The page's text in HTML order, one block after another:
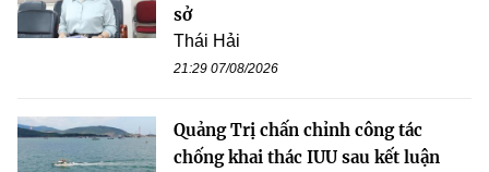
sở
Thái Hải
21:29 07/08/2026
Quảng Trị chấn chỉnh công tác
chống khai thác IUU sau kết luận